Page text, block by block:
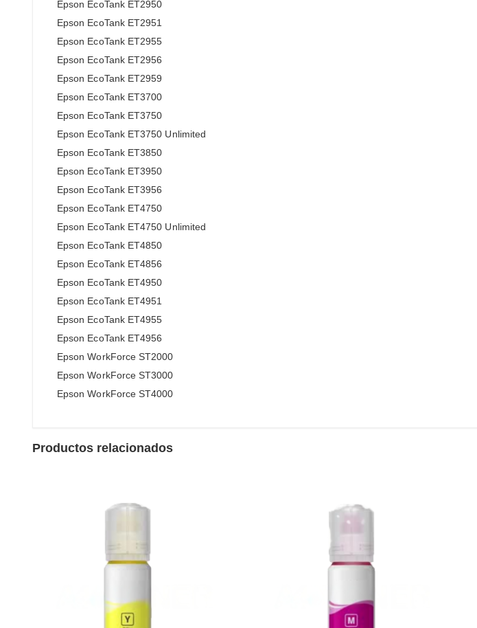
Epson EcoTank ET2950
Epson EcoTank ET2951
Epson EcoTank ET2955
Epson EcoTank ET2956
Epson EcoTank ET2959
Epson EcoTank ET3700
Epson EcoTank ET3750
Epson EcoTank ET3750 Unlimited
Epson EcoTank ET3850
Epson EcoTank ET3950
Epson EcoTank ET3956
Epson EcoTank ET4750
Epson EcoTank ET4750 Unlimited
Epson EcoTank ET4850
Epson EcoTank ET4856
Epson EcoTank ET4950
Epson EcoTank ET4951
Epson EcoTank ET4955
Epson EcoTank ET4956
Epson WorkForce ST2000
Epson WorkForce ST3000
Epson WorkForce ST4000
Productos relacionados